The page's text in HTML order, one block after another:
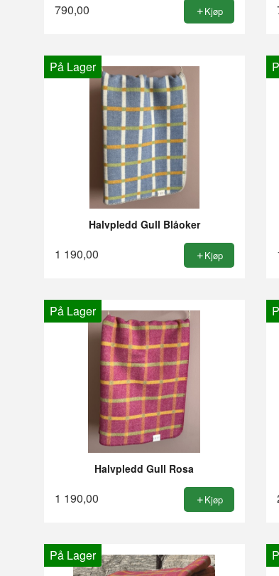
790,00 Kjøp
På Lager
Halvpledd Gull Blåoker
1 190,00 Kjøp
På Lager
Halvpledd Gull Rosa
1 190,00 Kjøp
På Lager